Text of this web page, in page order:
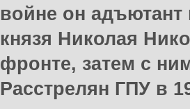
войне он адъютант
князя Николая
фронте, затем с
Расстрелян ГПУ в